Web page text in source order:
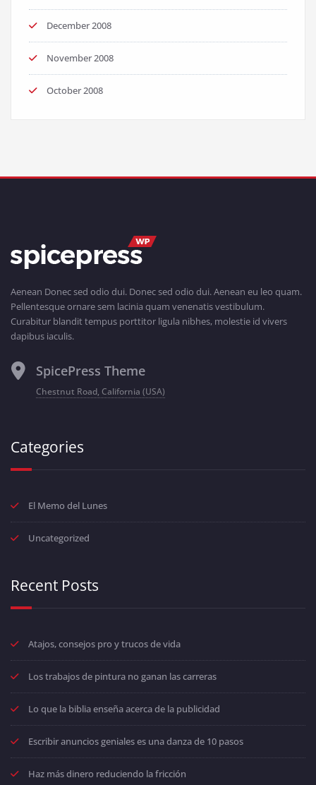
December 2008
November 2008
October 2008
Aenean Donec sed odio dui. Donec sed odio dui. Aenean eu leo quam.
Pellentesque ornare sem lacinia quam venenatis vestibulum.
Curabitur blandit tempus porttitor ligula nibhes, molestie id vivers
dapibus iaculis.
SpicePress Theme
Chestnut Road, California (USA)
Categories
El Memo del Lunes
Uncategorized
Recent Posts
Atajos, consejos pro y trucos de vida
Los trabajos de pintura no ganan las carreras
Lo que la biblia enseña acerca de la publicidad
Escribir anuncios geniales es una danza de 10 pasos
Haz más dinero reduciendo la fricción